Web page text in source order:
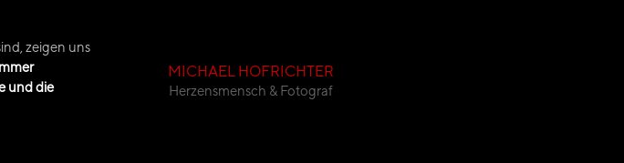
zeigen uns
und die
MICHAEL HOFRICHTER
Herzensmensch & Fotograf